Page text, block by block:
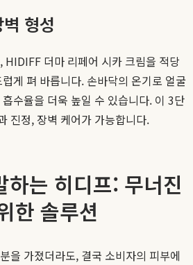
형성
HIDIFF 더마 리페어 시카 크림을 적당
게 펴 바릅니다. 손바닥의 온기로 얼굴
수율을 더욱 높일 수 있습니다. 이 3단
진정, 장벽 케어가 가능합니다.
하는 히디프: 무너진
한 솔루션
을 가졌더라도, 결국 소비자의 피부에